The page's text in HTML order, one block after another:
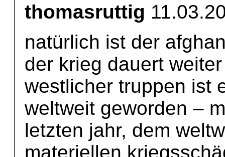
thomasruttig
natürlich ist der
der krieg dauert
westlicher truppen ist
weltweit geworden –
letzten jahr, dem
materiellen